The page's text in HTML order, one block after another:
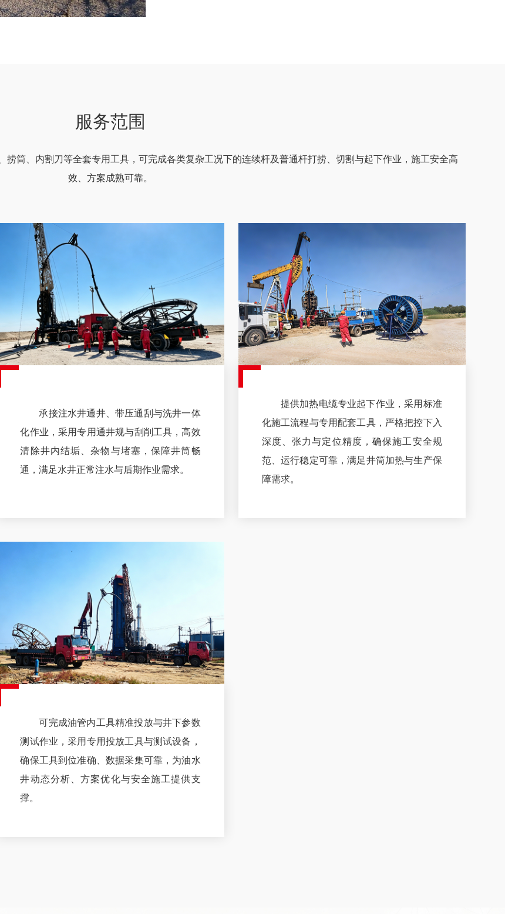
服务范围
筒、内割刀等全套专用工具，可完成各类复杂工况下的连续杆及普通杆打捞、切割与起下作业，施工安全高
效、方案成熟可靠。
承接注水井通井、带压通刮与洗井一体
化作业，采用专用通井规与刮削工具，高效
清除井内结垢、杂物与堵塞，保障井筒畅
通，满足水井正常注水与后期作业需求。
提供加热电缆专业起下作业，采用标准
化施工流程与专用配套工具，严格把控下入
深度、张力与定位精度，确保施工安全规
范、运行稳定可靠，满足井筒加热与生产保
障需求。
可完成油管内工具精准投放与井下参数
测试作业，采用专用投放工具与测试设备，
确保工具到位准确、数据采集可靠，为油水
井动态分析、方案优化与安全施工提供支
撑。